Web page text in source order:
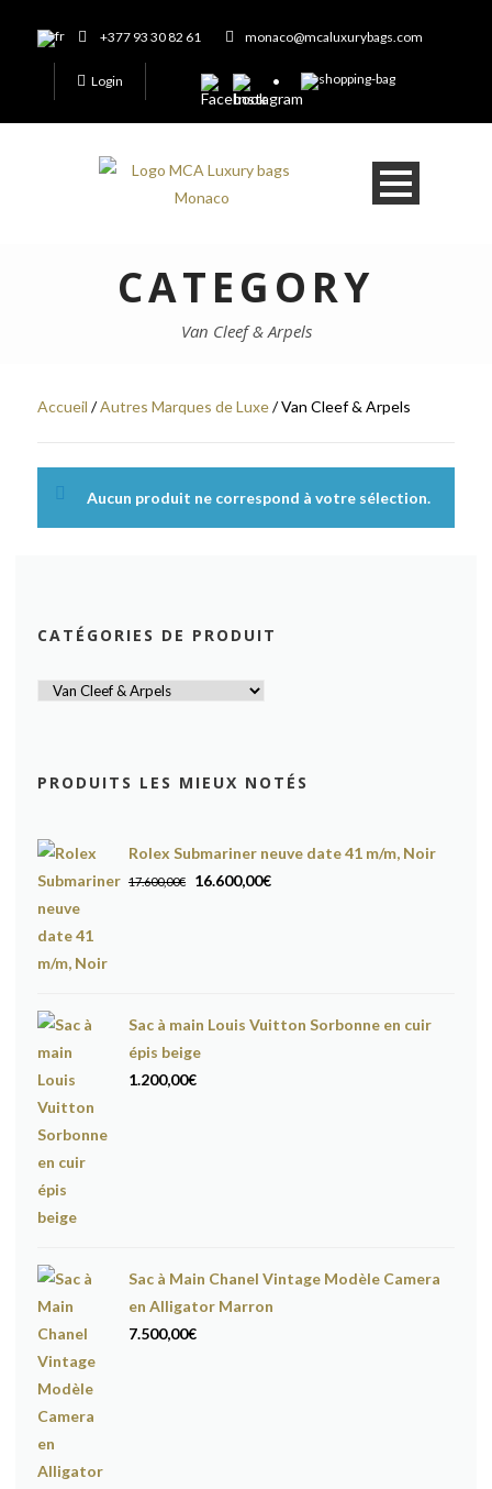
+377 93 30 82 61 monaco@mcaluxurybags.com
Login
CATEGORY
Van Cleef & Arpels
Accueil /Autres Marques de Luxe/ Van Cleef & Arpels
Aucun produit ne correspond à votre sélection.
CATÉGORIES DE PRODUIT
PRODUITS LES MIEUX NOTÉS
Rolex Submariner neuve date 41 m/m, Noir
17.600,00€
Le
16.600,00€Le
Sac à main Louis Vuitton Sorbonne en cuir
épis beige
1.200,00€
Sac à Main Chanel Vintage Modèle Camera
en Alligator Marron
7.500,00€